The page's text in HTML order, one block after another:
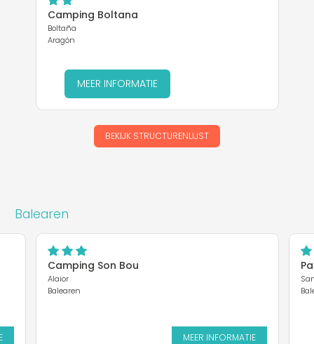
Camping Boltana
Boltaña
Aragón
MEER INFORMATIE
BEKIJK STRUCTURENLIJST
Balearen
Camping Son Bou
Alaior
Balearen
MEER INFORMATIE